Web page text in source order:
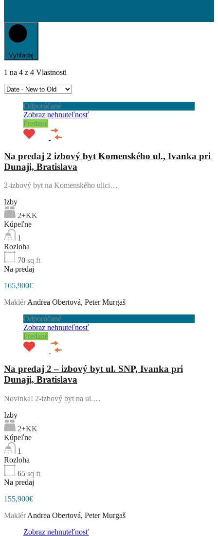
Vyhľadaj
1 na 4 z 4 Vlastnosti
Odporúčané
Zobraz nehnuteľnosť
Predané
Na predaj 2 izbový byt Komenského ul., Ivanka pri
Dunaji, Bratislava
2-izbový byt na Komenského ulici…
Izby
2+KK
Kúpeľne
1
Rozloha
70 sq ft
Na predaj
165,900€
Maklér Andrea Obertová, Peter Murgaš
Odporúčané
Zobraz nehnuteľnosť
Predané
Na predaj 2 – izbový byt ul. SNP, Ivanka pri
Dunaji, Bratislava
Novinka! 2-izbový byt na ul.…
Izby
2+KK
Kúpeľne
1
Rozloha
65 sq ft
Na predaj
155,900€
Maklér Andrea Obertová, Peter Murgaš
Zobraz nehnuteľnosť